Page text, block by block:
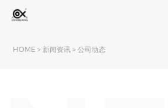
HOME > 新闻资讯 >公司动态